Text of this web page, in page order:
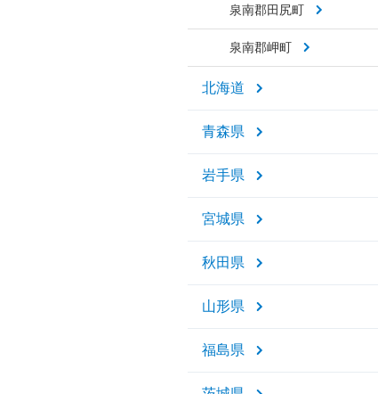
泉南郡田尻町
泉南郡岬町
北海道
青森県
岩手県
宮城県
秋田県
山形県
福島県